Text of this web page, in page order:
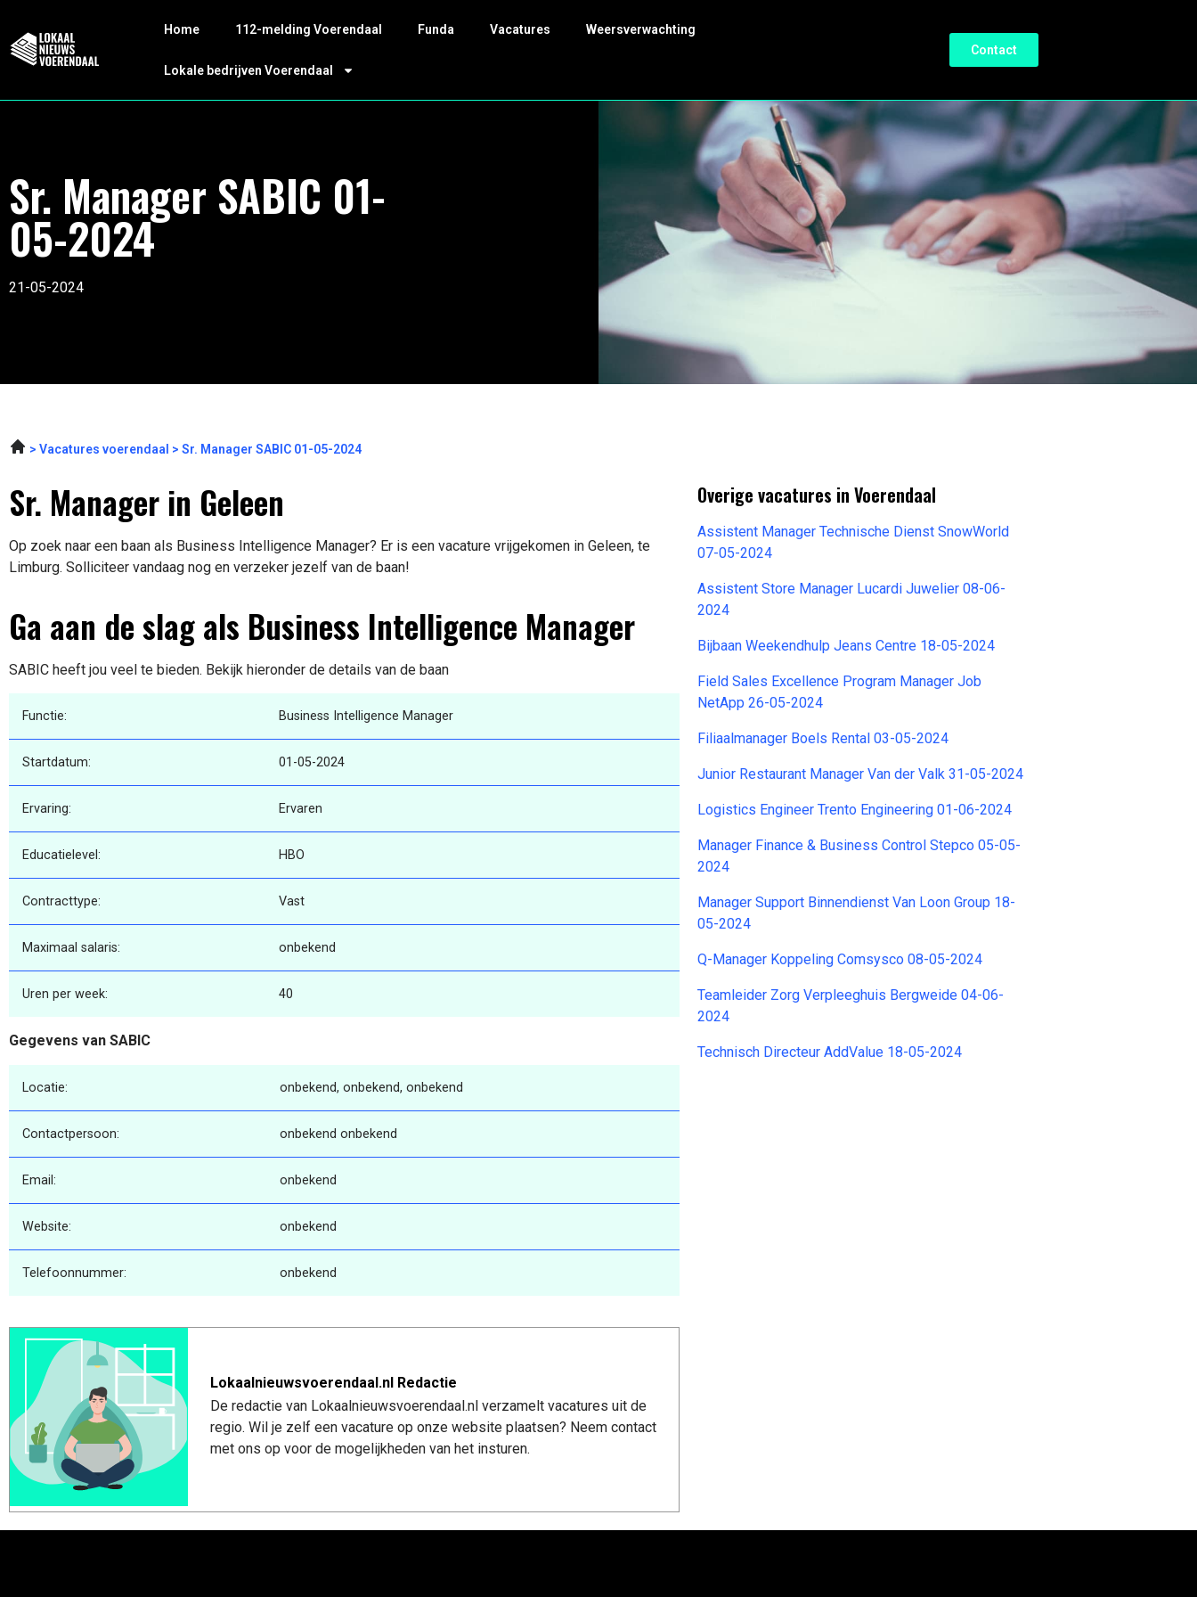
Home 112-melding Voerendaal Funda Vacatures Weersverwachting
Lokale bedrijven Voerendaal
Contact
Sr. Manager SABIC 01-
05-2024
21-05-2024
Vacatures voerendaal Sr. Manager SABIC 01-05-2024
Sr. Manager in Geleen
Op zoek naar een baan als Business Intelligence Manager? Er is een vacature vrijgekomen in Geleen, te
Limburg. Solliciteer vandaag nog en verzeker jezelf van de baan!
Ga aan de slag als Business Intelligence Manager
SABIC heeft jou veel te bieden. Bekijk hieronder de details van de baan
Functie: Business Intelligence Manager
Startdatum: 01-05-2024
Ervaring: Ervaren
Educatielevel: HBO
Contracttype: Vast
Maximaal salaris: onbekend
Uren per week: 40
Gegevens van SABIC
Locatie: onbekend, onbekend, onbekend
Contactpersoon: onbekend onbekend
Email: onbekend
Website: onbekend
Telefoonnummer: onbekend
Lokaalnieuwsvoerendaal.nl Redactie
De redactie van Lokaalnieuwsvoerendaal.nl verzamelt vacatures uit de
regio. Wil je zelf een vacature op onze website plaatsen? Neem contact
met ons op voor de mogelijkheden van het insturen.
Overige vacatures in Voerendaal
Assistent Manager Technische Dienst SnowWorld
07-05-2024
Assistent Store Manager Lucardi Juwelier 08-06-
2024
Bijbaan Weekendhulp Jeans Centre 18-05-2024
Field Sales Excellence Program Manager Job
NetApp 26-05-2024
Filiaalmanager Boels Rental 03-05-2024
Junior Restaurant Manager Van der Valk 31-05-2024
Logistics Engineer Trento Engineering 01-06-2024
Manager Finance & Business Control Stepco 05-05-
2024
Manager Support Binnendienst Van Loon Group 18-
05-2024
Q-Manager Koppeling Comsysco 08-05-2024
Teamleider Zorg Verpleeghuis Bergweide 04-06-
2024
Technisch Directeur AddValue 18-05-2024